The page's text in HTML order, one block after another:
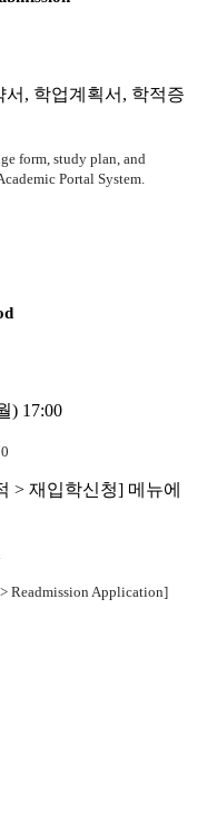
, 학업계획서, 학적증
form, study plan, and
Portal System.
) 17:00
> 재입학신청] 메뉴에
Readmission Application]